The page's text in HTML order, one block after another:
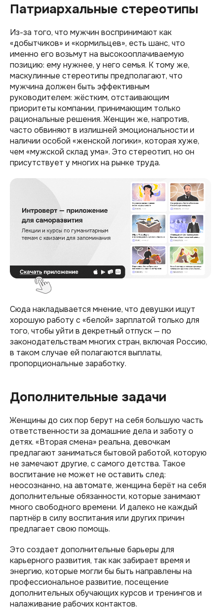
Патриархальные стереотипы
Из-за того, что мужчин воспринимают как
«добытчиков» и «кормильцев», есть шанс, что
именно его возьмут на высокооплачиваемую
позицию: ему нужнее, у него семья. К тому же,
маскулинные стереотипы предполагают, что
мужчина должен быть эффективным
руководителем: жёстким, отстаивающим
приоритеты компании, принимающим только
рациональные решения. Женщин же, напротив,
часто обвиняют в излишней эмоциональности и
наличии особой «женской логики», которая хуже,
чем «мужской склад ума». Это стереотип, но он
присутствует у многих на рынке труда.
Сюда накладывается мнение, что девушки ищут
хорошую работу с «белой» зарплатой только для
того, чтобы уйти в декретный отпуск — по
законодательствам многих стран, включая Россию,
в таком случае ей полагаются выплаты,
пропорциональные заработку.
Дополнительные задачи
Женщины до сих пор берут на себя большую часть
ответственности за домашние дела и заботу о
детях. «Вторая смена» реальна, девочкам
предлагают заниматься бытовой работой, которую
не замечают другие, с самого детства. Такое
воспитание не может не оставить след:
неосознанно, на автомате, женщина берёт на себя
дополнительные обязанности, которые занимают
много свободного времени. И далеко не каждый
партнёр в силу воспитания или других причин
предлагает свою помощь.
Это создает дополнительные барьеры для
карьерного развития, так как забирает время и
энергию, которые могли бы быть направлены на
профессиональное развитие, посещение
дополнительных обучающих курсов и тренингов и
налаживание рабочих контактов.